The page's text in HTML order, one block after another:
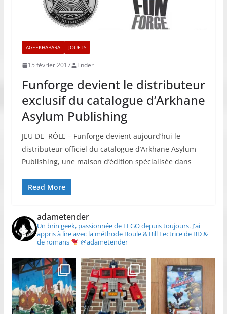
AGEEKHABARA JOUETS
15 février 2017 Ender
Funforge devient le distributeur
exclusif du catalogue d’Arkhane
Asylum Publishing
JEU DE RÔLE – Funforge devient aujourd’hui le
distributeur officiel du catalogue d’Arkhane Asylum
Publishing, une maison d’édition spécialisée dans
Read More
adametender
Un brin geek, passionnée de LEGO depuis toujours.J'ai
appris à lire avec la méthode Boule & Bill Lectrice de BD &
de romans
@adametender